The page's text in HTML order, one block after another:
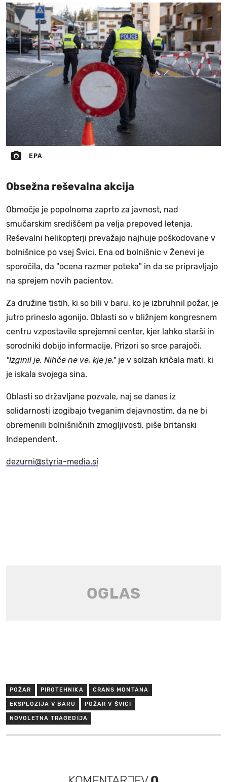
EPA
Obsežna reševalna akcija
Območje je popolnoma zaprto za javnost, nad
smučarskim središčem pa velja prepoved letenja.
Reševalni helikopterji prevažajo najhuje poškodovane v
bolnišnice po vsej Švici. Ena od bolnišnic v Ženevi je
sporočila, da "ocena razmer poteka" in da se pripravljajo
na sprejem novih pacientov.
Za družine tistih, ki so bili v baru, ko je izbruhnil požar, je
jutro prineslo agonijo. Oblasti so v bližnjem kongresnem
centru vzpostavile sprejemni center, kjer lahko starši in
sorodniki dobijo informacije. Prizori so srce parajoči.
"Izginil je. Nihče ne ve, kje je,"je v solzah kričala mati, ki
je iskala svojega sina.
Oblasti so državljane pozvale, naj se danes iz
solidarnosti izogibajo tveganim dejavnostim, da ne bi
obremenili bolnišničnih zmogljivosti, piše britanski
Independent.
dezurni@styria-media.si
POŽAR PIROTEHNIKA CRANS MONTANA
EKSPLOZIJA V BARU POŽAR V ŠVICI
NOVOLETNA TRAGEDIJA